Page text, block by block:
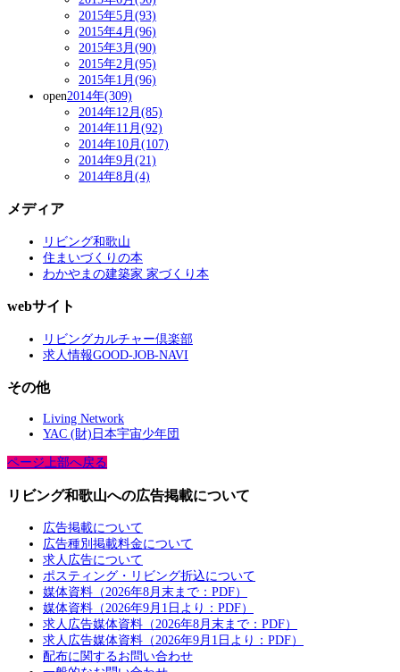
2015年5月(93)
2015年4月(96)
2015年3月(90)
2015年2月(95)
2015年1月(96)
open2014年(309)
2014年12月(85)
2014年11月(92)
2014年10月(107)
2014年9月(21)
2014年8月(4)
メディア
リビング和歌山
住まいづくりの本
わかやまの建築家 家づくり本
webサイト
リビングカルチャー倶楽部
求人情報GOOD-JOB-NAVI
その他
Living Network
YAC (財)日本宇宙少年団
ページ上部へ戻る
リビング和歌山への広告掲載について
広告掲載について
広告種別掲載料金について
求人広告について
ポスティング・リビング折込について
媒体資料（2026年8月末まで：PDF）
媒体資料（2026年9月1日より：PDF）
求人広告媒体資料（2026年8月末まで：PDF）
求人広告媒体資料（2026年9月1日より：PDF）
配布に関するお問い合わせ